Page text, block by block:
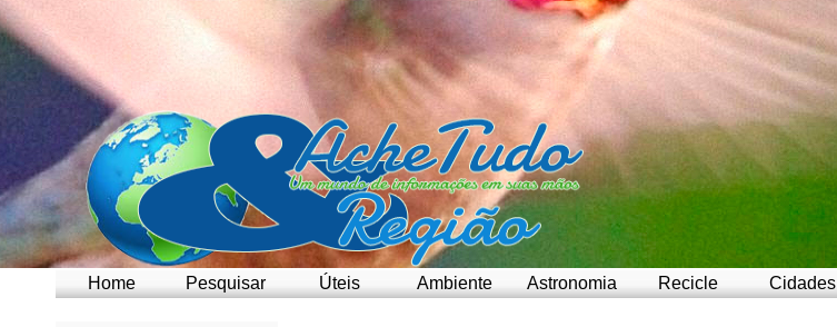
Home Pesquisar Úteis Ambiente Astronomia Recicle Cidades